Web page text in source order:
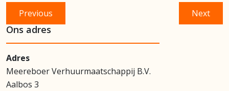
Bericht
navigatie
Previous
post:
NextNext
post:
Ons adres
Adres
Meereboer Verhuurmaatschappij B.V.
Aalbos 3